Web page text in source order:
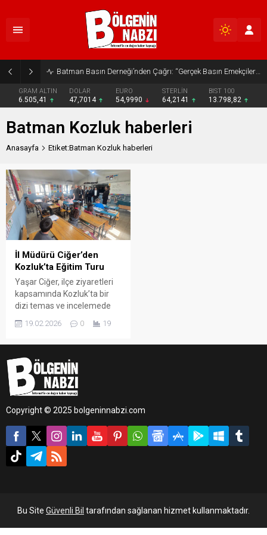
Batman Basın Derneği’nden Çağrı: “Gerçek Basın Emekçileri Desteklenmeli”
GRAM ALTIN
6.505,41
DOLAR
47,7014
EURO
54,9990
STERLİN
64,2141
BIST 100
13.798,82
Batman Kozluk haberleri
Anasayfa Etiket:Batman Kozluk haberleri
İl Müdürü Ciğer’den
Kozluk’ta Eğitim Turu
Yaşar Ciğer, ilçe ziyaretleri
kapsamında Kozluk’ta bir
dizi temas ve incelemede
ilçe milli eğitim müdürleri ve
programda, ilçedeki eğitim
faaliyetleri yerinde
değerlendirildi.
19.02.2026 0 19
Copyright © 2025 bolgeninnabzi.com
Bu Site Güvenli Bil tarafından sağlanan hizmet kullanmaktadır.